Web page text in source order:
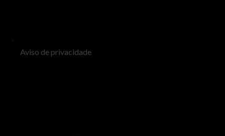
Aviso de privacidade